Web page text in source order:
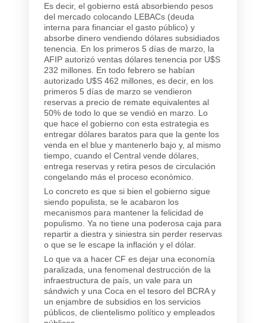
Es decir, el gobierno está absorbiendo pesos
del mercado colocando LEBACs (deuda
interna para financiar el gasto público) y
absorbe dinero vendiendo dólares subsidiados
tenencia. En los primeros 5 días de marzo, la
AFIP autorizó ventas dólares tenencia por U$S
232 millones. En todo febrero se habían
autorizado U$S 462 millones, es decir, en los
primeros 5 días de marzo se vendieron
reservas a precio de remate equivalentes al
50% de todo lo que se vendió en marzo. Lo
que hace el gobierno con esta estrategia es
entregar dólares baratos para que la gente los
venda en el blue y mantenerlo bajo y, al mismo
tiempo, cuando el Central vende dólares,
entrega reservas y retira pesos de circulación
congelando más el proceso económico.
Lo concreto es que si bien el gobierno sigue
siendo populista, se le acabaron los
mecanismos para mantener la felicidad de
populismo. Ya no tiene una poderosa caja para
repartir a diestra y siniestra sin perder reservas
o que se le escape la inflación y el dólar.
Lo que va a hacer CF es dejar una economía
paralizada, una fenomenal destrucción de la
infraestructura de país, un vale para un
sándwich y una Coca en el tesoro del BCRA y
un enjambre de subsidios en los servicios
públicos, de clientelismo político y empleados